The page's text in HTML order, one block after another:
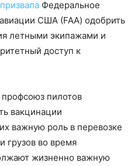
Федеральное
США (FAA) одобрить
летными экипажами и
доступ к
пилотов
вакцинации
важную роль в перевозке
грузов во время
жизненно важную